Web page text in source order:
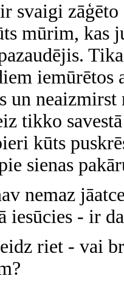
svaigi
mūrim, kas
iemūrētos
un
tikko
kūts
sienas
nemaz
iesūcies - ir
riet - vai